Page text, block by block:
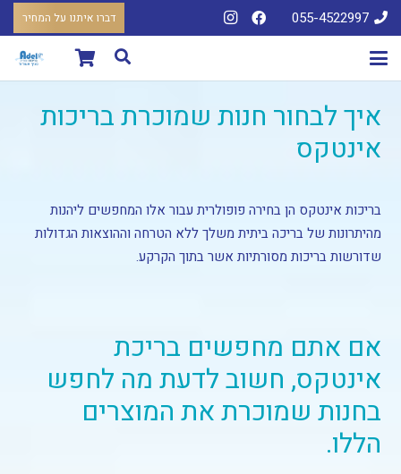
055-4522997 דברו איתנו על המחיר
איך לבחור חנות שמוכרת בריכות
אינטקס
בריכות אינטקס הן בחירה פופולרית עבור אלו המחפשים ליהנות
מהיתרונות של בריכה ביתית משלך ללא הטרחה וההוצאות הגדולות
שדורשות בריכות מסורתיות אשר בתוך הקרקע.
אם אתם מחפשים בריכת
אינטקס, חשוב לדעת מה לחפש
בחנות שמוכרת את המוצרים
הללו.